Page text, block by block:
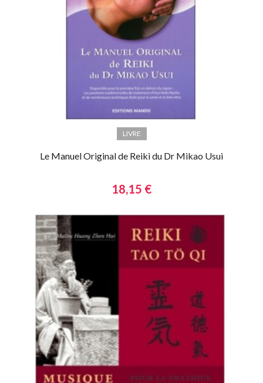
LIVRE
Le Manuel Original de Reiki du Dr Mikao Usui
18,15 €